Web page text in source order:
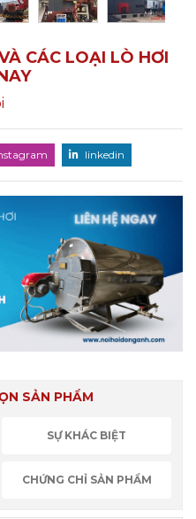
CÁC LOẠI LÒ HƠI
linkedin
SẢN PHẨM
SỰ KHÁC BIỆT
CHỨNG CHỈ SẢN PHẨM